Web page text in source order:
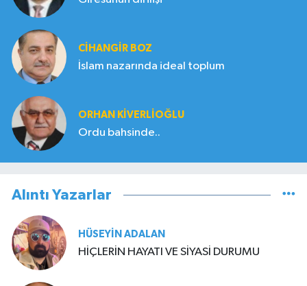
CIHANGIR BOZ
İslam nazarında ideal toplum
ORHAN KIVERLIOĞLU
Ordu bahsinde..
Alıntı Yazarlar
HÜSEYIN ADALAN
HİÇLERİN HAYATI VE SİYASİ DURUMU